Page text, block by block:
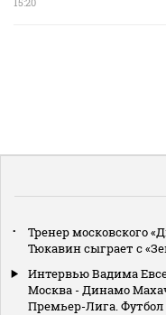
Тренер московского
Тюкавин сыграет с
Интервью Вадима
Москва - Динамо
Премьер-Лига. Футбол